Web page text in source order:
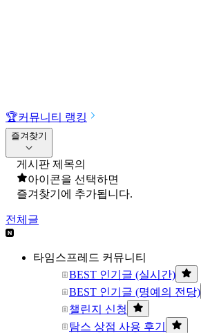
🏆커뮤니티 랭킹
즐겨찾기
게시판 제목의
아이콘을 선택하면
즐겨찾기에 추가됩니다.
전체글
타임스프레드 커뮤니티
BEST 인기글 (실시간)
BEST 인기글 (명예의 전당)
챌린지 신청
탐스 상점 사용 후기